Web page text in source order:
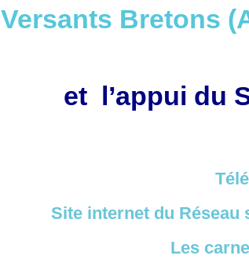
Versants Bretons
et l’appui du
Site internet du Réseau
Les